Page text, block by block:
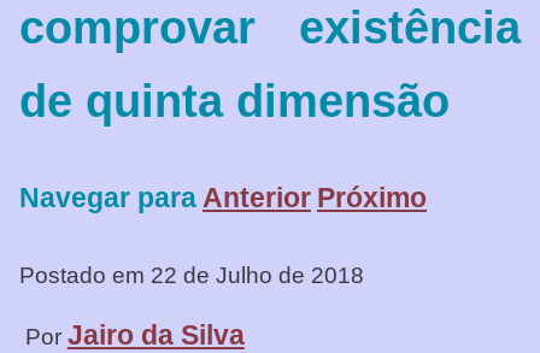
comprovar existência
de quinta dimensão
Navegar para Anterior Próximo
Postado em 22 de Julho de 2018
Por Jairo da Silva